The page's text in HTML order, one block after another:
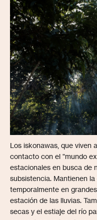
Los iskonawas, que viven
contacto con el "mundo
estacionales en busca de
subsistencia. Mantienen
temporalmente en
estación de las lluvias.
secas y el estiaje del río